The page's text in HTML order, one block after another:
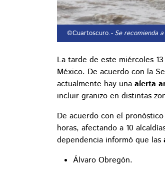
©Cuartoscuro.- Se recomienda
La tarde de este miércoles
México. De acuerdo con la
actualmente hay una alerta
incluir granizo en distintas
De acuerdo con el
horas, afectando a 10
dependencia informó que las
Álvaro Obregón.